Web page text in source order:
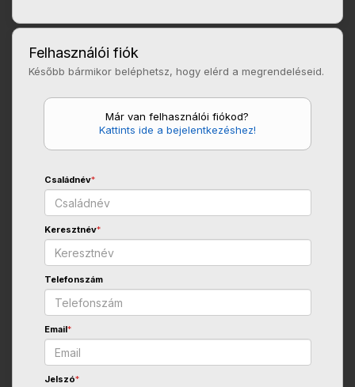
Felhasználói fiók
Később bármikor beléphetsz, hogy elérd a megrendeléseid.
Már van felhasználói fiókod?
Kattints ide a bejelentkezéshez!
Családnév*
Keresztnév*
Telefonszám
Email*
Jelszó*